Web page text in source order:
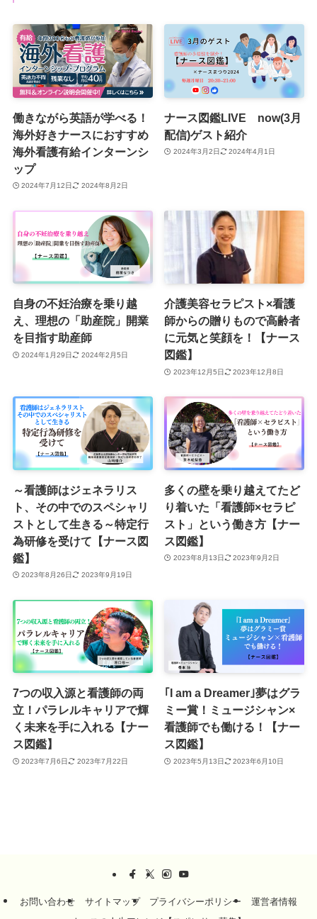
働きながら英語が学べる！
海外好きナースにおすすめ
海外看護有給インターンシ
ップ
2024年7月12日 2024年8月2日
ナース図鑑LIVE now(3月
配信)ゲスト紹介
2024年3月2日 2024年4月1日
自身の不妊治療を乗り越
え、理想の「助産院」開業
を目指す助産師
2024年1月29日 2024年2月5日
介護美容セラピスト×看護
師からの贈りもので高齢者
に元気と笑顔を！【ナース
図鑑】
2023年12月5日 2023年12月8日
～看護師はジェネラリス
ト、その中でのスペシャリ
ストとして生きる～特定行
為研修を受けて【ナース図
鑑】
2023年8月26日 2023年9月19日
多くの壁を乗り越えてたど
り着いた「看護師×セラピ
スト」という働き方【ナー
ス図鑑】
2023年8月13日 2023年9月2日
7つの収入源と看護師の両
立！パラレルキャリアで輝
く未来を手に入れる【ナー
ス図鑑】
2023年7月6日 2023年7月22日
｢I am a Dreamer｣夢はグラ
ミー賞！ミュージシャン×
看護師でも働ける！【ナー
ス図鑑】
2023年5月13日 2023年6月10日
お問い合わせ サイトマップ プライバシーポリシー
運営者情報